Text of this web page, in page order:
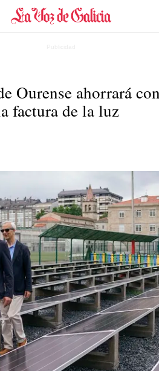
Ourense ahorrará
factura de la luz